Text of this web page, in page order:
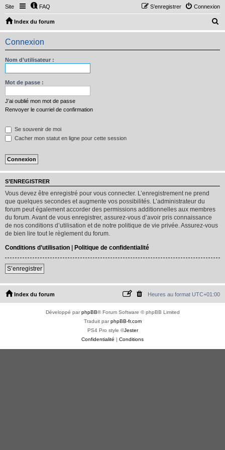
Site FAQ Connexion
S’enregistrer
Index du forum
e
Connexion
Nom d’utilisateur :
Mot de passe :
J’ai oublié mon mot de passe
Renvoyer le courriel de confirmation
Se souvenir de moi
Cacher mon statut en ligne pour cette session
S’ENREGISTRER
Vous devez être enregistré pour vous connecter. L’enregistrement ne prend
que quelques secondes et augmente vos possibilités. L’administrateur du
forum peut également accorder des permissions additionnelles aux membres
du forum. Avant de vous enregistrer, assurez-vous d’avoir pris connaissance
de nos conditions d’utilisation et de notre politique de vie privée. Assurez-vous
de bien lire tout le règlement du forum.
Conditions d’utilisation | Politique de confidentialité
S’enregistrer
Index du forum Heures au format UTC+01:00
Développé parphpBB® Forum Software © phpBB Limited
Traduit parphpBB-fr.com
PS4 Pro style ©Jester
Confidentialité | Conditions